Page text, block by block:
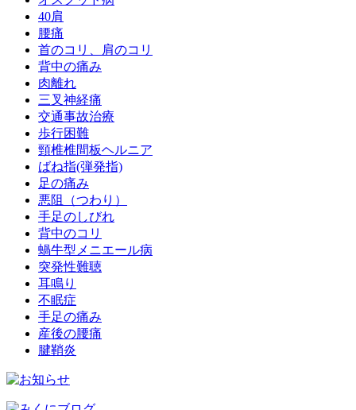
40肩
腰痛
首のコリ、肩のコリ
背中の痛み
肉離れ
三叉神経痛
交通事故治療
歩行困難
頸椎椎間板ヘルニア
ばね指(弾発指)
足の痛み
悪阻（つわり）
手足のしびれ
背中のコリ
蝸牛型メニエール病
突発性難聴
耳鳴り
不眠症
手足の痛み
産後の腰痛
腱鞘炎